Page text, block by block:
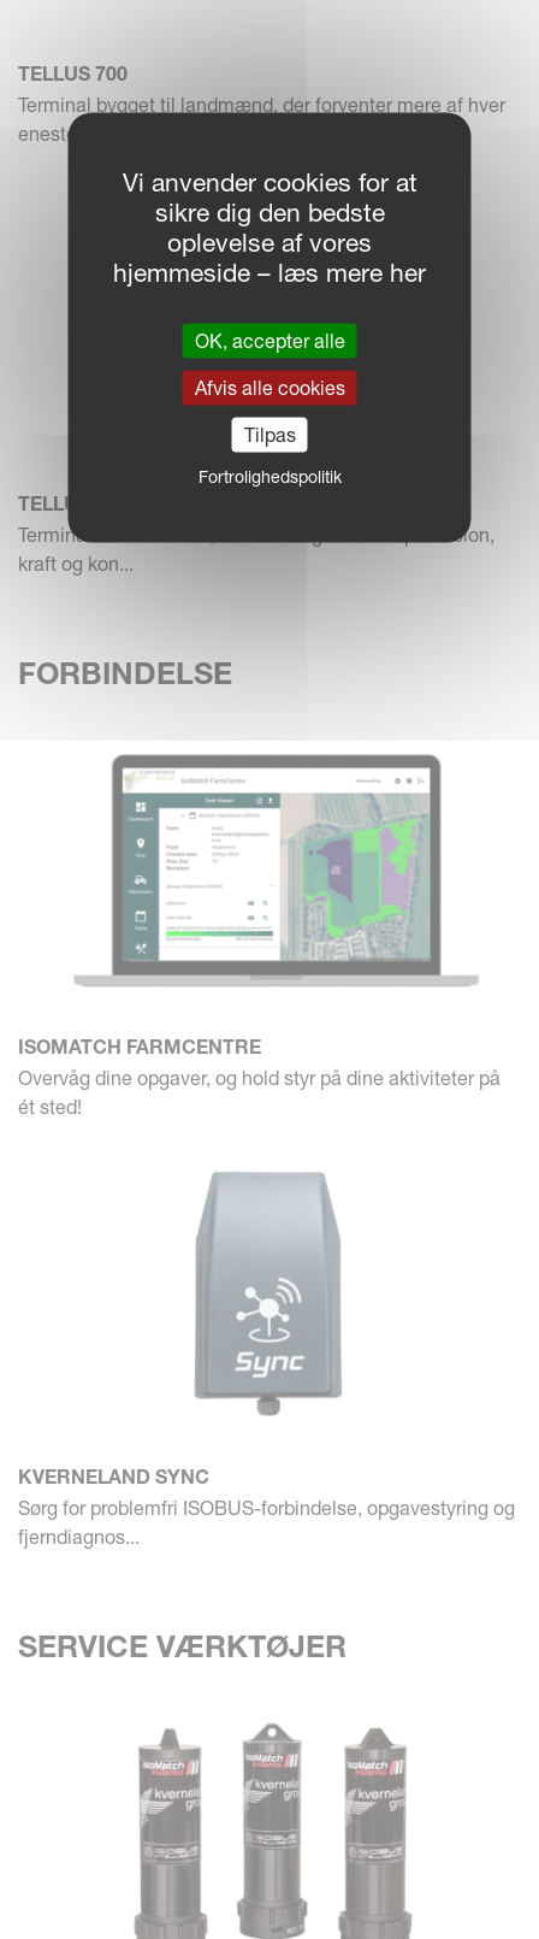
TELLUS 700
Terminal bygget til landmænd, der forventer mere af hver
eneste maski...
TELLUS 1200
Terminal til landmænd, der har brug for mere præcision,
kraft og kon...
FORBINDELSE
ISOMATCH FARMCENTRE
Overvåg dine opgaver, og hold styr på dine aktiviteter på
ét sted!
KVERNELAND SYNC
Sørg for problemfri ISOBUS-forbindelse, opgavestyring og
fjerndiagnos...
SERVICE VÆRKTØJER
Vi anvender cookies for at
sikre dig den bedste
oplevelse af vores
hjemmeside – læs mere her
OK, accepter alle
Afvis alle cookies
Tilpas
Fortrolighedspolitik